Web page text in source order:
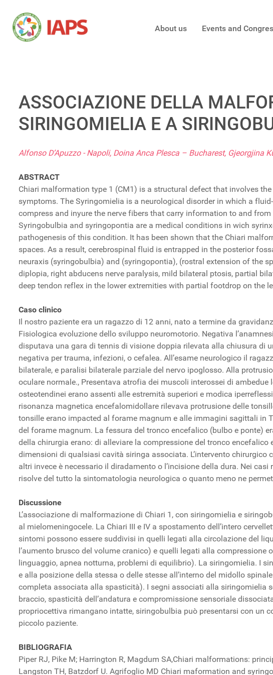
About us Events and
ASSOCIAZIONE DELLA
SIRINGOMIELIA E A
Alfonso D’Apuzzo - Napoli, Doina Anca Plesca – Bucharest,
ABSTRACT
Chiari malformation type 1 (CM1) is a structural defect that involves
symptoms. The Syringomielia is a neurological disorder in which a
compress and inyure the nerve fibers that carry information to and
Syringobulbia and syringopontia are a medical conditions in wich
pathogenesis of this condition. It has been shown that the Chiari
spaces. As a result, cerebrospinal fluid is entrapped in the posterior
neuraxis (syringobulbia) and (syringopontia), (rostral extension of the
diplopia, right abducens nerve paralysis, mild bilateral ptosis, partial
deep tendon reflex in the lower extremities with partial footdrop on the
Caso clinico
Il nostro paziente era un ragazzo di 12 anni, nato a termine da
Fisiologica evoluzione dello sviluppo neuromotorio. Negativa
disputava una gara di tennis di visione doppia rilevata alla chiusura di
negativa per trauma, infezioni, o cefalea. All’esame neurologico il
bilaterale, e paralisi bilaterale parziale del nervo ipoglosso. Alla
oculare normale., Presentava atrofia dei muscoli interossei di
osteotendinei erano assenti alle estremità superiori e modica
risonanza magnetica encefalomidollare rilevava protrusione delle
tonsille erano impacted al forame magnum e alle immagini sagittali in
del forame magnum. La fessura del tronco encefalico (bulbo e ponte)
della chirurgia erano: di alleviare la compressione del tronco
dimensioni di qualsiasi cavità siringa associata. L’intervento
altri invece è necessario il diradamento o l’incisione della dura. Nei
risolve del tutto la sintomatologia neurologica o quanto meno ne
Discussione
L’associazione di malformazione di Chiari 1, con siringomielia e
al mielomeningocele. La Chiari III e IV a spostamento dell’intero
sintomi possono essere suddivisi in quelli legati alla circolazione del
l’aumento brusco del volume cranico) e quelli legati alla
linguaggio, apnea notturna, problemi di equilibrio). La siringomielia. I
e alla posizione della stessa o delle stesse all’interno del midollo
completa associata alla spasticità). I segni associati alla siringomielia
braccio, spasticità dell’andatura e compromissione sensoriale
propriocettiva rimangano intatte, siringobulbia può presentarsi con un
piccolo paziente.
BIBLIOGRAFIA
Piper RJ, Pike M; Harrington R, Magdum SA,Chiari malformations:
Langston TH, Batzdorf U. Agrifoglio MD Chiari maformation and